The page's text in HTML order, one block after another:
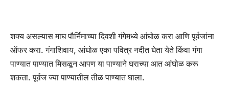
शक्य असल्यास माघ पौर्निमाच्या दिवशी गंगेमध्ये आंघोळ करा आणि पूर्वजांना
ऑफर करा. गंगाशिवाय, आंघोळ एका पवित्र नदीत घेता येते किंवा गंगा
पाण्यात पाण्यात मिसळून आपण या पाण्याने घराच्या आत आंघोळ करू
शकता. पूर्वज ज्या पाण्यातील तीळ पाण्यात घाला.